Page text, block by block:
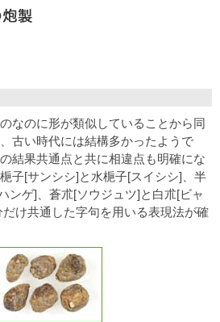
なのに形が類似していることから同
古い時代には結構多かったようで
結果共通点と共に相違点も明確にな
子[サンシシ]と水梔子[スイシシ]、半
ンゲ]、蒼朮[ソウジュツ]と白朮[ビャ
け共通した字句を用いる表現法が確